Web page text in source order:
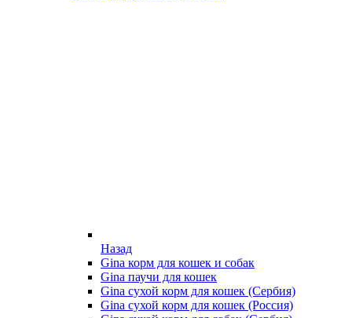
Назад
Gina корм для кошек и собак
Gina паучи для кошек
Gina сухой корм для кошек (Сербия)
Gina сухой корм для кошек (Россия)